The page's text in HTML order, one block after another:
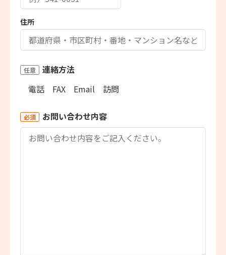
住所
任意
連絡方法
電話
FAX Email 訪問
必須 お問い合わせ内容